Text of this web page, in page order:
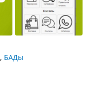
, БАДы